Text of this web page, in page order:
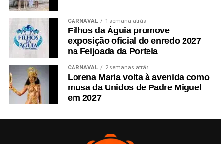
CARNAVAL 1 semana atrás
Filhos da Águia promove
exposição oficial do enredo 2027
na Feijoada da Portela
CARNAVAL 2 semanas atrás
Lorena Maria volta à avenida como
musa da Unidos de Padre Miguel
em 2027